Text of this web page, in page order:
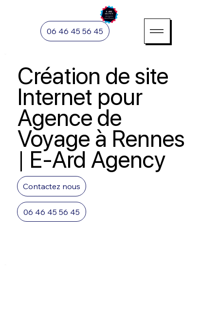
06 46 45 56 45
Création de site
Internet pour
Agence de
Voyage à Rennes
| E-Ard Agency
Contactez nous
06 46 45 56 45